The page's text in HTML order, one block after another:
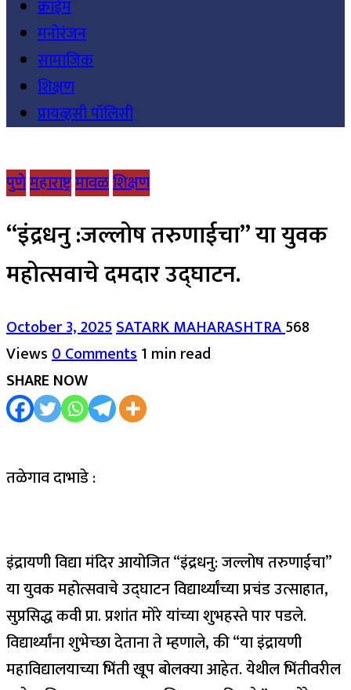
क्राईम
मनोरंजन
सामाजिक
शिक्षण
प्रायव्हसी पॉलिसी
पुणेमहाराष्ट्रमावळशिक्षण
“इंद्रधनु :जल्लोष तरुणाईचा” या युवक
महोत्सवाचे दमदार उद्घाटन.
October 3, 2025SATARK MAHARASHTRA568
Views0 Comments1 min read
SHARE NOW
तळेगाव दाभाडे :
इंद्रायणी विद्या मंदिर आयोजित “इंद्रधनु: जल्लोष तरुणाईचा”
या युवक महोत्सवाचे उद्घाटन विद्यार्थ्यांच्या प्रचंड उत्साहात,
सुप्रसिद्ध कवी प्रा. प्रशांत मोरे यांच्या शुभहस्ते पार पडले.
विद्यार्थ्यांना शुभेच्छा देताना ते म्हणाले, की “या इंद्रायणी
महाविद्यालयाच्या भिंती खूप बोलक्या आहेत. येथील भिंतीवरील